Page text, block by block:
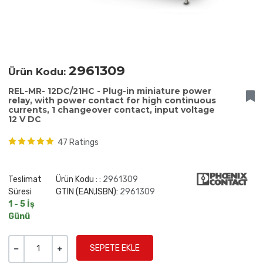
Ürün Kodu: 2961309
REL-MR- 12DC/21HC - Plug-in miniature power
relay, with power contact for high continuous
currents, 1 changeover contact, input voltage
12 V DC
47 Ratings
Teslimat
Süresi
1 - 5 İş
Günü
Ürün Kodu : : 2961309
GTIN (EAN,ISBN): 2961309